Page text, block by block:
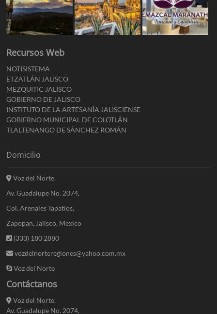
Recursos Web
NOTISISTEMA
ETZATLÁN JALISCO
MEZQUITIC JALISCO
GOBIERNO DE JALISCO
INSTITUTO DE LA ARTESANÍA JALISCIENSE
GOBIERNO MUNICIPAL DE COLOTLÁN
TLALTENANGO DE SÁNCHEZ ROMÁN
Domicilio
Voz del Norte,
Av. Guadalupe No. 2074,
Col. Arenales Tapatios,
Zapopan, Jalisco, Mexico
(333) 180 2880
vozdelnorteregiones@yahoo.com.mx
Voz del Norte
Contáctanos
Voz del Norte,
Av. Guadalupe No. 2074,